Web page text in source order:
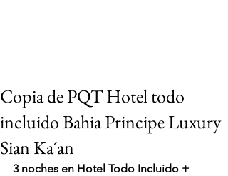
Copia de PQT Hotel todo
incluido Bahia Principe Luxury
Sian Ka´an
3 noches en Hotel Todo Incluido +